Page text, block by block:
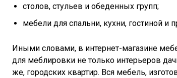
столов, стульев и обеденных групп;
мебели для спальни, кухни, гостиной и
Иными словами, в интернет-магазине
для меблировки не только интерьеров
же, городских квартир. Вся мебель,